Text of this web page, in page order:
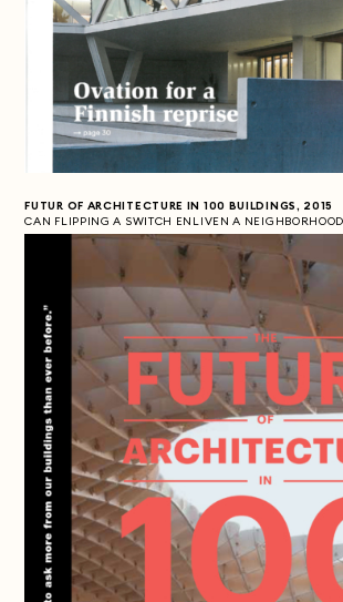
FUTUR OF ARCHITECTURE IN 100 BUILDINGS, 2015
CAN FLIPPING A SWITCH ENLIVEN A